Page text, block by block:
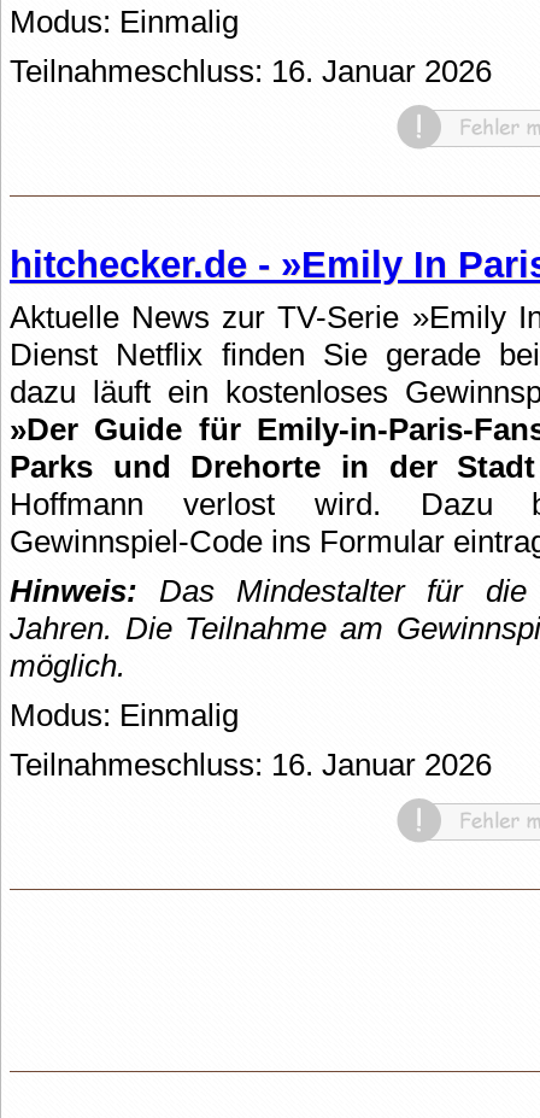
Modus: Einmalig
Teilnahmeschluss: 16. Januar 2026
hitchecker.de - »Emily In
Aktuelle News zur TV-Serie »Emily
Dienst Netflix finden Sie gerade
dazu läuft ein kostenloses
»Der Guide für Emily-in-Paris-
Parks und Drehorte in der
Hoffmann verlost wird. Dazu
Gewinnspiel-Code ins Formular
Hinweis: Das Mindestalter für
Jahren. Die Teilnahme am
möglich.
Modus: Einmalig
Teilnahmeschluss: 16. Januar 2026